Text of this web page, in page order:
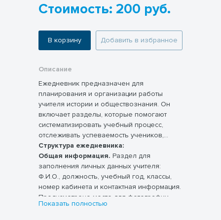
Стоимость: 200 руб.
В корзину Добавить в избранное
Описание
Ежедневник предназначен для
планирования и организации работы
учителя истории и обществознания. Он
включает разделы, которые помогают
систематизировать учебный процесс,
отслеживать успеваемость учеников,
планировать внеурочные мероприятия и
анализировать результаты своей
деятельности.
Структура ежедневника:
Общая информация. Раздел для
заполнения личных данных учителя:
Ф.И.О., должность, учебный год, классы,
номер кабинета и контактная информация.
Предусмотрено место для фотографии
учителя.
Показать полностью